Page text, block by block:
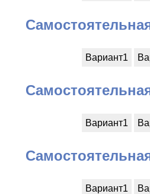
Вариант1
Вариант1
Вариант1